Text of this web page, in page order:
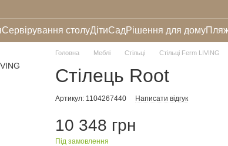
Сервірування столуДітиСадРішення для дому
Головна Меблі Стільці Стільці Ferm LIVING
Стілець Root
Артикул: 1104267440 Написати відгук
10 348 грн
Під замовлення